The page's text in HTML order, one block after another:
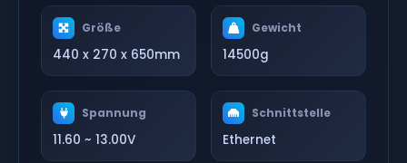
Größe
440 x 270 x 650mm
Gewicht
14500g
Spannung
11.60 ~ 13.00V
Schnittstelle
Ethernet